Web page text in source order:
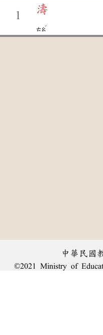
1
濤
ㄊㄠ
ˊ
中華民國
©2021 Ministry of